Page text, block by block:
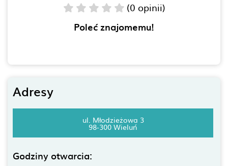
(0 opinii)
Poleć znajomemu!
Adresy
ul. Młodzieżowa 3
98-300 Wieluń
Godziny otwarcia: